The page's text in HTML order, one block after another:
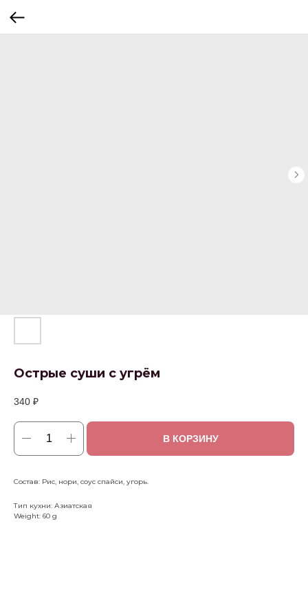
Острые суши с угрём
340 ₽
В КОРЗИНУ
Состав: Рис, нори, соус спайси, угорь.
Тип кухни: Азиатская
Weight: 60 g